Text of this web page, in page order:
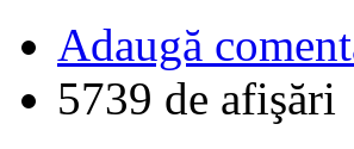
Adaugă
5739 de afişări